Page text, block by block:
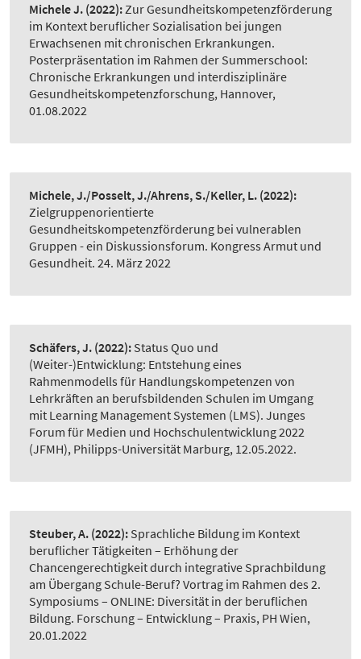
Michele J. (2022):Zur Gesundheitskompetenzförderung
im Kontext beruflicher Sozialisation bei jungen
Erwachsenen mit chronischen Erkrankungen.
Posterpräsentation im Rahmen der Summerschool:
Chronische Erkrankungen und interdisziplinäre
Gesundheitskompetenzforschung, Hannover,
01.08.2022
Michele, J./Posselt, J./Ahrens, S./Keller, L. (2022):
Zielgruppenorientierte
Gesundheitskompetenzförderung bei vulnerablen
Gruppen - ein Diskussionsforum. Kongress Armut und
Gesundheit. 24. März 2022
Schäfers, J. (2022): Status Quo und
(Weiter-)Entwicklung: Entstehung eines
Rahmenmodells für Handlungskompetenzen von
Lehrkräften an berufsbildenden Schulen im Umgang
mit Learning Management Systemen (LMS). Junges
Forum für Medien und Hochschulentwicklung 2022
(JFMH), Philipps-Universität Marburg, 12.05.2022.
Steuber, A. (2022): Sprachliche Bildung im Kontext
beruflicher Tätigkeiten – Erhöhung der
Chancengerechtigkeit durch integrative Sprachbildung
am Übergang Schule-Beruf? Vortrag im Rahmen des 2.
Symposiums – ONLINE: Diversität in der beruflichen
Bildung. Forschung – Entwicklung – Praxis, PH Wien,
20.01.2022